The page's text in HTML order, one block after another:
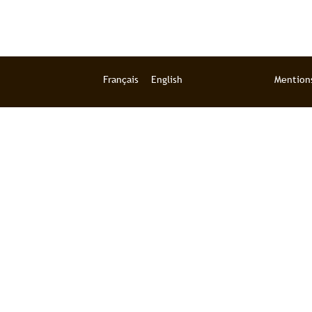
Français English